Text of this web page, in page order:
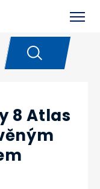
ŘADY 8
8 Atlas